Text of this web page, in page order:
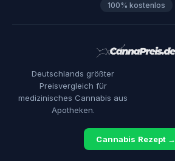
100% kostenlos
Deutschlands größter
Preisvergleich für
medizinisches Cannabis aus
Apotheken.
Cannabis Rezept →